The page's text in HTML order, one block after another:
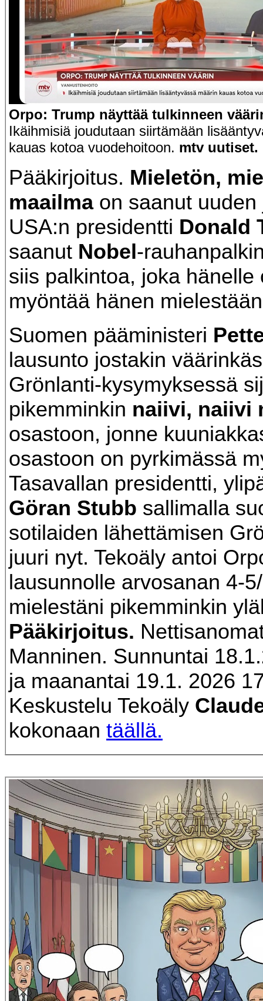
Orpo: Trump näyttää tulkinneen
Ikäihmisiä joudutaan siirtämään
kauas kotoa vuodehoitoon. mtv uutiset.
Pääkirjoitus. Mieletön,
maailmaon saanut uuden
USA:n presidentti Donald
saanut Nobel-
siis palkintoa, joka hänelle
myöntää hänen
Suomen pääministeri
lausunto jostakin
Grönlanti-kysymyksessä
pikemminkin naiivi, naiivi
osastoon, jonne
osastoon on pyrkimässä
Tasavallan presidentti,
Göran Stubb sallimalla
sotilaiden lähettämisen
juuri nyt. Tekoäly antoi
lausunnolle arvosanan 4-
mielestäni pikemminkin
Pääkirjoitus.
Manninen. Sunnuntai
ja maanantai 19.1. 2026
Keskustelu Tekoäly
kokonaan täällä.